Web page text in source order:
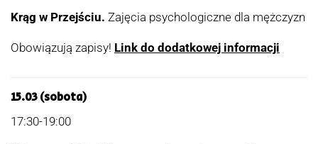
Krąg w Przejściu. Zajęcia psychologiczne dla mężczyzn
Obowiązują zapisy! Link do dodatkowej informacji
15.03 (sobota)
17:30-19:00